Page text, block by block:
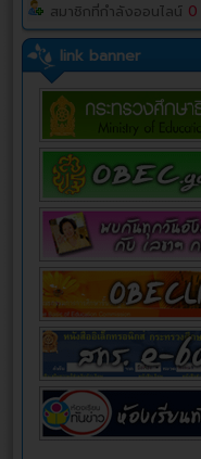
สมาชิกที่กำลังออนไลน์ 0
link banner